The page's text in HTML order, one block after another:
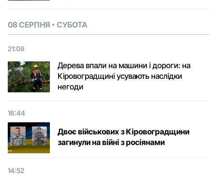
08 СЕРПНЯ СУБОТА
21:08
Дерева впали на машини і дороги: на
Кіровоградщині усувають наслідки
негоди
16:44
Двоє військових з Кіровоградщини
загинули на війні з росіянами
14:52